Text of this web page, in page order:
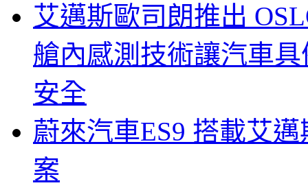
艾邁斯歐司朗推出
艙內感測技術讓汽車
安全
蔚來汽車ES9 搭載艾
案